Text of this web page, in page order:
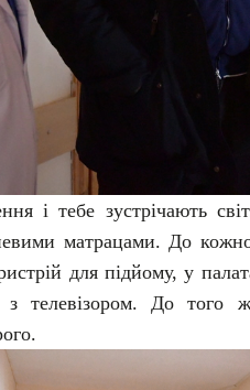
і тебе зустрічають
матрацами. До
для підйому, у
телевізором. До того ж